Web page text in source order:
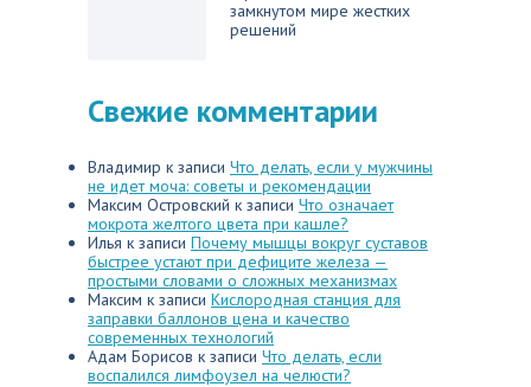
замкнутом мире жестких
решений
Свежие комментарии
Владимир к записи Что делать, если у мужчины
не идет моча: советы и рекомендации
Максим Островский к записи Что означает
мокрота желтого цвета при кашле?
Илья к записи Почему мышцы вокруг суставов
быстрее устают при дефиците железа —
простыми словами о сложных механизмах
Максим к записи Кислородная станция для
заправки баллонов цена и качество
современных технологий
Адам Борисов к записи Что делать, если
воспалился лимфоузел на челюсти?